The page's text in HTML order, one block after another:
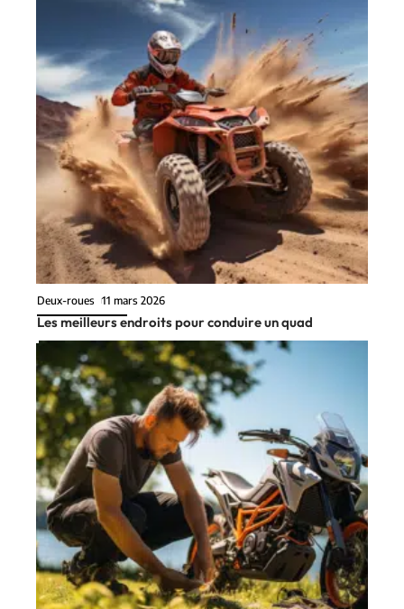
Deux-roues 11 mars 2026
Les meilleurs endroits pour conduire un quad